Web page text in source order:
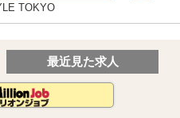
TOKYO
最近見た求人